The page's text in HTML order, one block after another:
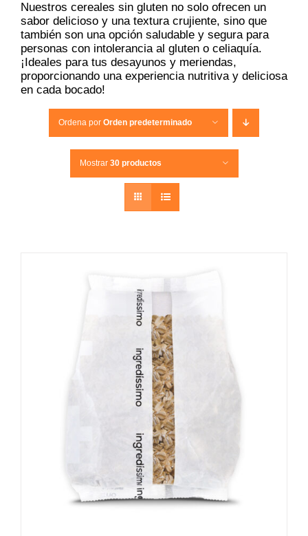
Nuestros cereales sin gluten no solo ofrecen un
sabor delicioso y una textura crujiente, sino que
también son una opción saludable y segura para
personas con intolerancia al gluten o celiaquía.
¡Ideales para tus desayunos y meriendas,
proporcionando una experiencia nutritiva y deliciosa
en cada bocado!
Ordena por Orden predeterminado
Mostrar 30 productos